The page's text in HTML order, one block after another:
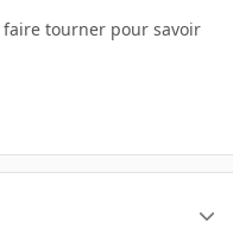
tourner pour savoir